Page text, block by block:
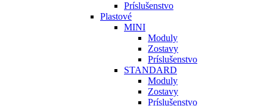
Príslušenstvo
Plastové
MINI
Moduly
Zostavy
Príslušenstvo
STANDARD
Moduly
Zostavy
Príslušenstvo